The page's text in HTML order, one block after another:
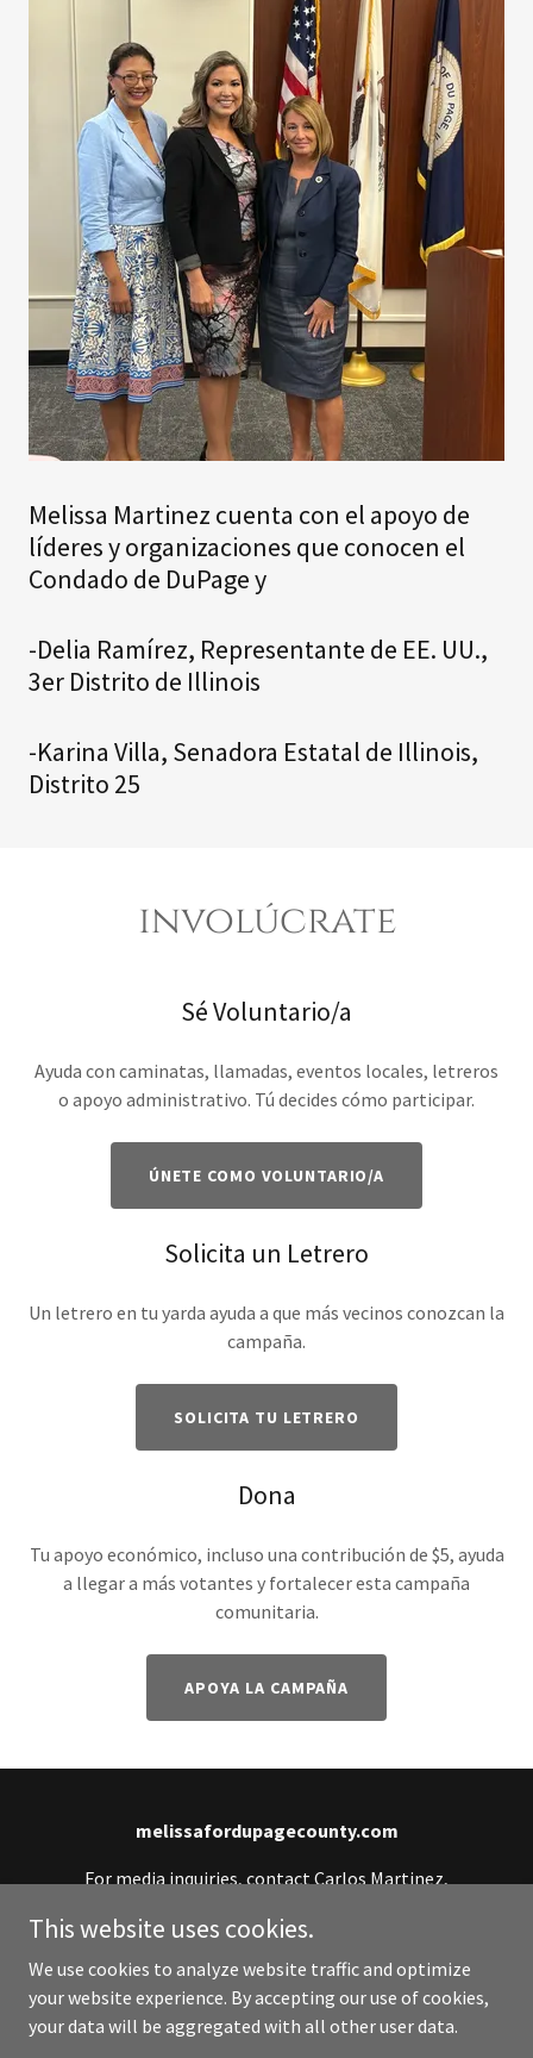
Melissa Martinez cuenta con el apoyo de
líderes y organizaciones que conocen el
Condado de DuPage y
-Delia Ramírez, Representante de EE. UU.,
3er Distrito de Illinois
-Karina Villa, Senadora Estatal de Illinois,
Distrito 25
involúcrate
Sé Voluntario/a
Ayuda con caminatas, llamadas, eventos locales, letreros
o apoyo administrativo. Tú decides cómo participar.
ÚNETE COMO VOLUNTARIO/A
Solicita un Letrero
Un letrero en tu yarda ayuda a que más vecinos conozcan la
campaña.
SOLICITA TU LETRERO
Dona
Tu apoyo económico, incluso una contribución de $5, ayuda
a llegar a más votantes y fortalecer esta campaña
comunitaria.
APOYA LA CAMPAÑA
melissafordupagecounty.com
For media inquiries, contact Carlos Martinez,
info@melissafordupagecounty.com
Copyright © 2026 melissafordupagecounty.com - All
This website uses cookies.
We use cookies to analyze website traffic and optimize
your website experience. By accepting our use of cookies,
your data will be aggregated with all other user data.